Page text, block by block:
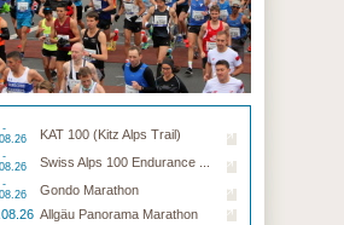
-
KAT 100 (Kitz Alps Trail)
-
Swiss Alps 100 Endurance ...
-
Gondo Marathon
Allgäu Panorama Marathon